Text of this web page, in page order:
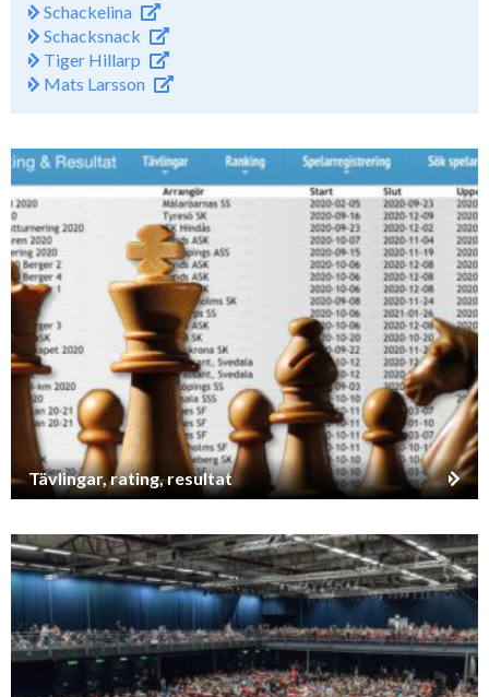
Schackelina
Schacksnack
Tiger Hillarp
Mats Larsson
Tävlingar, rating, resultat